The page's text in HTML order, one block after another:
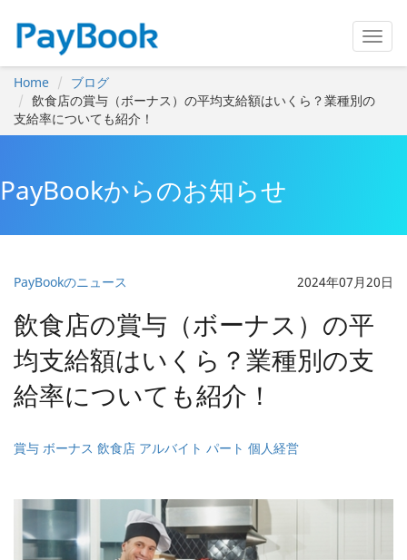
Home
ブログ
飲食店の賞与（ボーナス）の平均支給額はいくら？業種別の
支給率についても紹介！
PayBookからのお知らせ
PayBookのニュース 2024年07月20日
飲食店の賞与（ボーナス）の平
均支給額はいくら？業種別の支
給率についても紹介！
賞与 ボーナス 飲食店 アルバイト パート 個人経営